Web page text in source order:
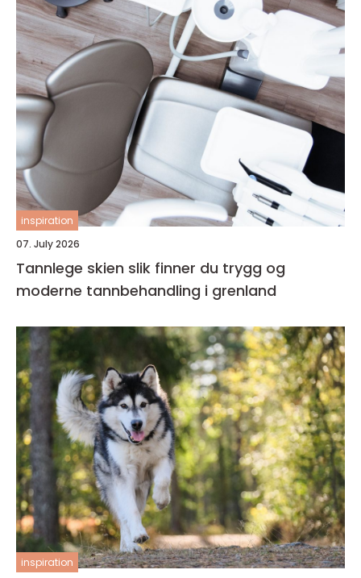
inspiration
07. July 2026
Tannlege skien slik finner du trygg og
moderne tannbehandling i grenland
inspiration